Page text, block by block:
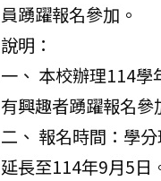
員踴躍報名參加。
說明：
一、 本校辦理114
有興趣者踴躍報名參
二、 報名時間：學
延長至114年9月5日